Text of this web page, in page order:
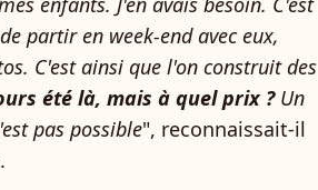
partir en week-end avec eux,
C'est ainsi que l'on construit des
été là, mais à quel prix ?Un
pas possible", reconnaissait-il
.